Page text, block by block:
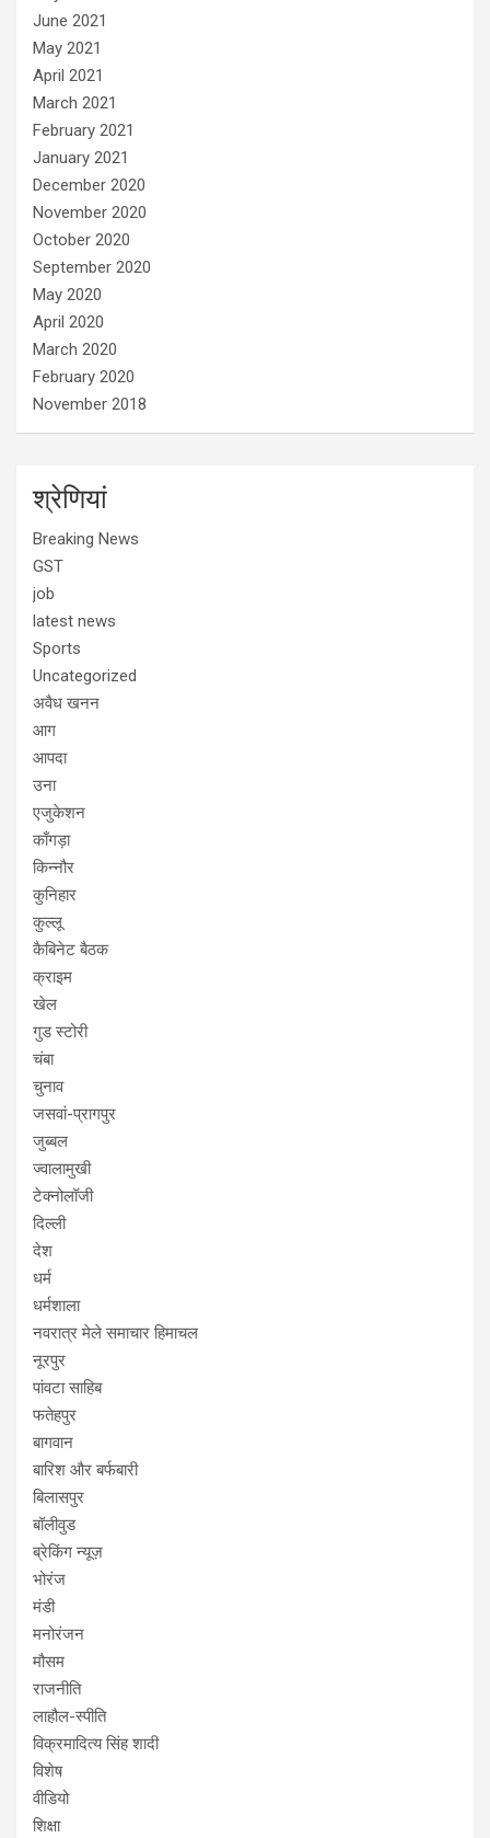
June 2021
May 2021
April 2021
March 2021
February 2021
January 2021
December 2020
November 2020
October 2020
September 2020
May 2020
April 2020
March 2020
February 2020
November 2018
श्रेणियां
Breaking News
GST
job
latest news
Sports
Uncategorized
अवैध खनन
आग
आपदा
उना
एजुकेशन
काँगड़ा
किन्नौर
कुनिहार
कुल्लू
कैबिनेट बैठक
क्राइम
खेल
गुड स्टोरी
चंबा
चुनाव
जसवां-प्रागपुर
जुब्बल
ज्वालामुखी
टेक्नोलॉजी
दिल्ली
देश
धर्म
धर्मशाला
नवरात्र मेले समाचार हिमाचल
नूरपुर
पांवटा साहिब
फतेहपुर
बागवान
बारिश और बर्फबारी
बिलासपुर
बॉलीवुड
ब्रेकिंग न्यूज़
भोरंज
मंडी
मनोरंजन
मौसम
राजनीति
लाहौल-स्पीति
विक्रमादित्य सिंह शादी
विशेष
वीडियो
शिक्षा